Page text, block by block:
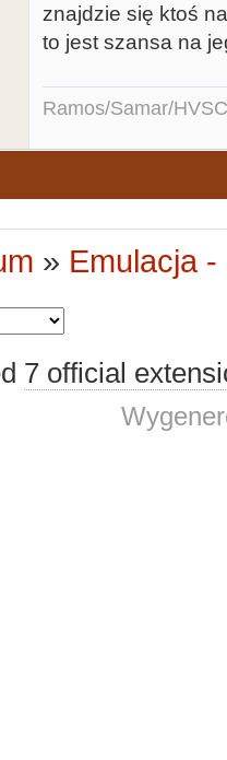
znajdzie się ktoś
to jest szansa na
Ramos/Samar/
» Emulacja -
7 official